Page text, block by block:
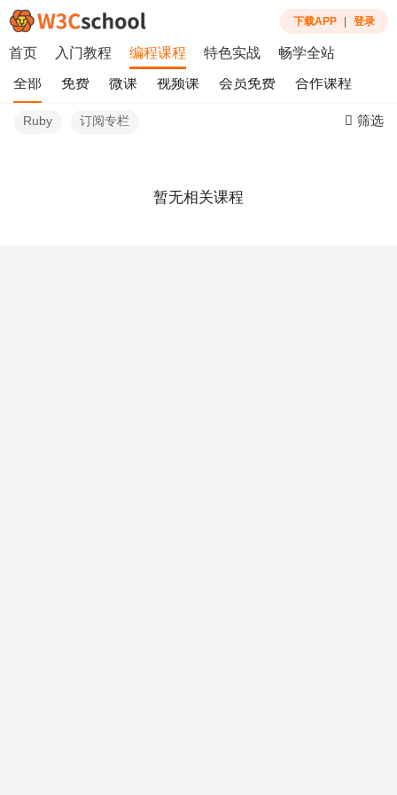
下载APP 登录
首页 入门教程 编程课程 特色实战 畅学全站
全部 免费 微课 视频课 会员免费 合作课程
Ruby 订阅专栏 筛选
暂无相关课程